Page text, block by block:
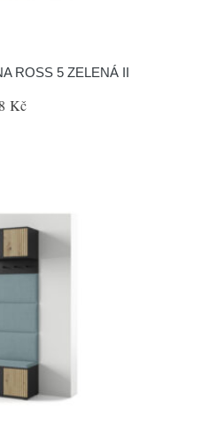
ROSS 5 ZELENÁ II
Kč